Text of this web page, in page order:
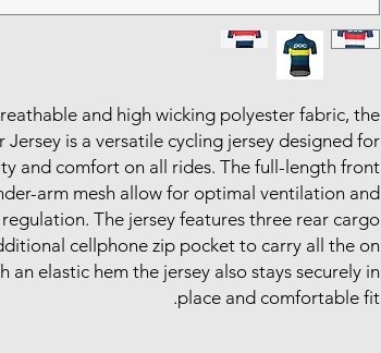
and high wicking polyester fabric, the
Jersey is a versatile cycling jersey designed for
and comfort on all rides. The full-length front
arm mesh allow for optimal ventilation and
The jersey features three rear cargo
cellphone zip pocket to carry all the on
an elastic hem the jersey also stays securely in
place and comfortable fit.